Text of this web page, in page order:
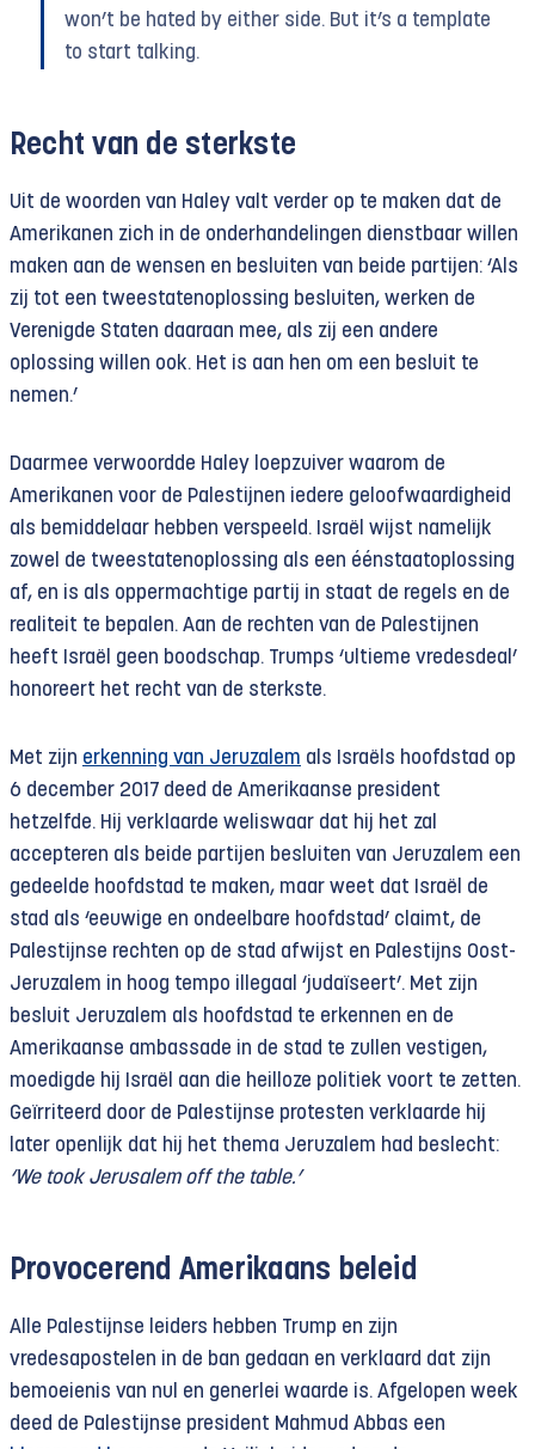
won’t be hated by either side. But it’s a template
to start talking.
Recht van de sterkste
Uit de woorden van Haley valt verder op te maken dat de
Amerikanen zich in de onderhandelingen dienstbaar willen
maken aan de wensen en besluiten van beide partijen: ‘Als
zij tot een tweestatenoplossing besluiten, werken de
Verenigde Staten daaraan mee, als zij een andere
oplossing willen ook. Het is aan hen om een besluit te
nemen.’
Daarmee verwoordde Haley loepzuiver waarom de
Amerikanen voor de Palestijnen iedere geloofwaardigheid
als bemiddelaar hebben verspeeld. Israël wijst namelijk
zowel de tweestatenoplossing als een éénstaatoplossing
af, en is als oppermachtige partij in staat de regels en de
realiteit te bepalen. Aan de rechten van de Palestijnen
heeft Israël geen boodschap. Trumps ‘ultieme vredesdeal’
honoreert het recht van de sterkste.
Met zijn erkenning van Jeruzalem als Israëls hoofdstad op
6 december 2017 deed de Amerikaanse president
hetzelfde. Hij verklaarde weliswaar dat hij het zal
accepteren als beide partijen besluiten van Jeruzalem een
gedeelde hoofdstad te maken, maar weet dat Israël de
stad als ‘eeuwige en ondeelbare hoofdstad’ claimt, de
Palestijnse rechten op de stad afwijst en Palestijns Oost-
Jeruzalem in hoog tempo illegaal ‘judaïseert’. Met zijn
besluit Jeruzalem als hoofdstad te erkennen en de
Amerikaanse ambassade in de stad te zullen vestigen,
moedigde hij Israël aan die heilloze politiek voort te zetten.
Geïrriteerd door de Palestijnse protesten verklaarde hij
later openlijk dat hij het thema Jeruzalem had beslecht:
‘We took Jerusalem off the table.’
Provocerend Amerikaans beleid
Alle Palestijnse leiders hebben Trump en zijn
vredesapostelen in de ban gedaan en verklaard dat zijn
bemoeienis van nul en generlei waarde is. Afgelopen week
deed de Palestijnse president Mahmud Abbas een